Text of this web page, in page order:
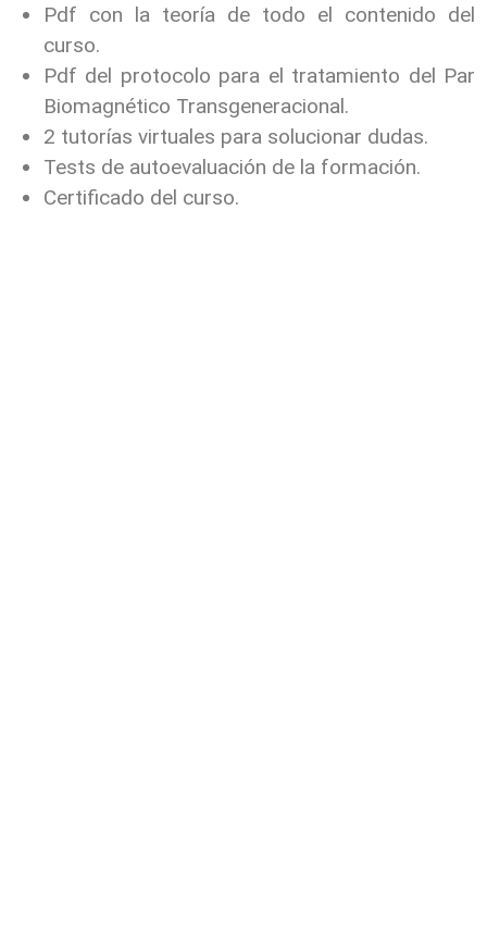
Pdf con la teoría de todo el contenido del
curso.
Pdf del protocolo para el tratamiento del Par
Biomagnético Transgeneracional.
2 tutorías virtuales para solucionar dudas.
Tests de autoevaluación de la formación.
Certificado del curso.